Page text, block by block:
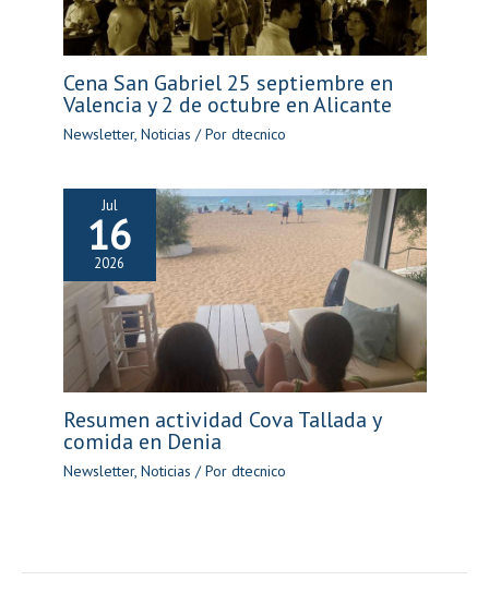
Cena San Gabriel 25 septiembre en
Valencia y 2 de octubre en Alicante
Newsletter, Noticias / Por dtecnico
Jul
16
2026
Resumen actividad Cova Tallada y
comida en Denia
Newsletter, Noticias / Por dtecnico